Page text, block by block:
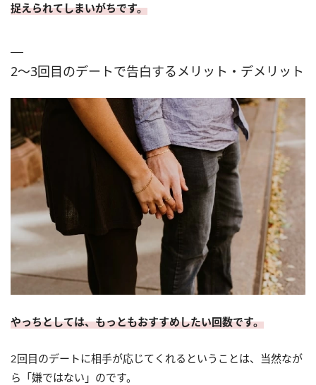
捉えられてしまいがちです。
2～3回目のデートで告白するメリット・デメリット
やっちとしては、もっともおすすめしたい回数です。
2回目のデートに相手が応じてくれるということは、当然なが
ら「嫌ではない」のです。